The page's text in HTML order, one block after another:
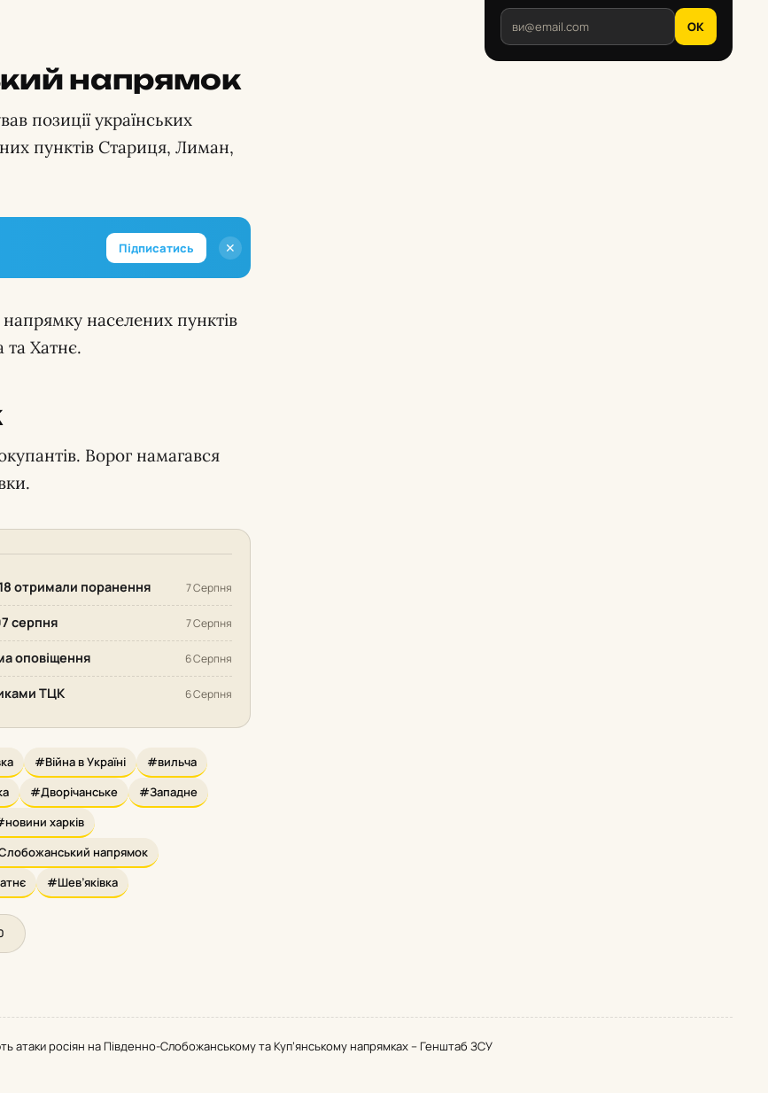
напрямок
позиції українських
пунктів Стариця, Лиман,
✕
Підписатись
напрямку населених пунктів
та Хатнє.
Ворог намагався
отримали поранення 7 Серпня
серпня 7 Серпня
оповіщення 6 Серпня
ТЦК 6 Серпня
#Війна в Україні
#вильча
#Дворічанське
#Западне
харків
напрямок
#Шев’яківка
OK
атаки росіян на Південно-Слобожанському та Куп’янському напрямках – Генштаб ЗСУ